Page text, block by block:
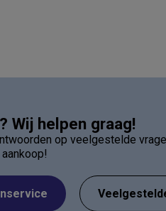
Wij helpen graag!
op veelgestelde